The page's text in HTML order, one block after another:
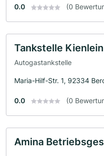
0.0 (0
Tankstelle
Autogastankstelle
Maria-Hilf-Str. 1, 92334
0.0 (0
Amina